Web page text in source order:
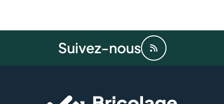
Suivez-nous